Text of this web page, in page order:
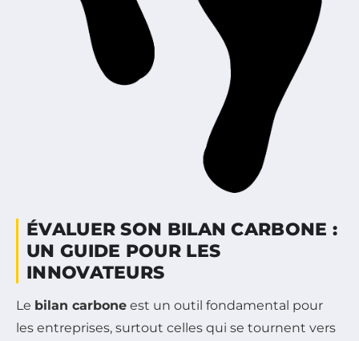
ÉVALUER SON BILAN CARBONE :
UN GUIDE POUR LES
INNOVATEURS
Le bilan carbone est un outil fondamental pour
les entreprises, surtout celles qui se tournent vers